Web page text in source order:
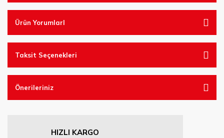
Ürün YorumlarI
Taksit Seçenekleri
Önerileriniz
HIZLI KARGO